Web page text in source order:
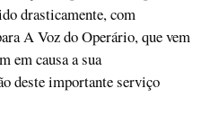
drasticamente, com
A Voz do Operário, que vem
em causa a sua
deste importante serviço